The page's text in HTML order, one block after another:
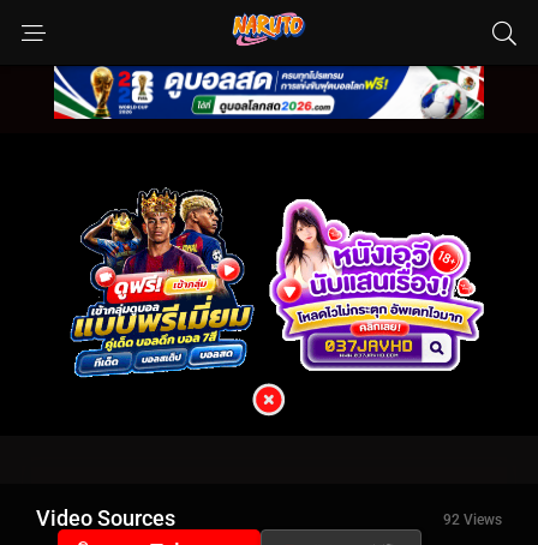
Video Sources 92 Views